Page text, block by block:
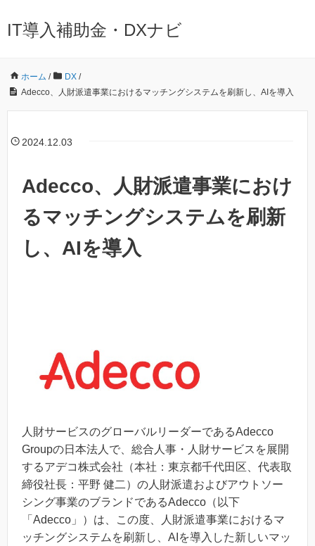
IT導入補助金・DXナビ
ホーム / DX /
Adecco、人財派遣事業におけるマッチングシステムを刷新し、AIを導入
2024.12.03
Adecco、人財派遣事業におけ
るマッチングシステムを刷新
し、AIを導入
人財サービスのグローバルリーダーであるAdecco
Groupの日本法人で、総合人事・人財サービスを展開
するアデコ株式会社（本社：東京都千代田区、代表取
締役社長：平野 健二）の人財派遣およびアウトソー
シング事業のブランドであるAdecco（以下
「Adecco」）は、この度、人財派遣事業におけるマ
ッチングシステムを刷新し、AIを導入した新しいマッ